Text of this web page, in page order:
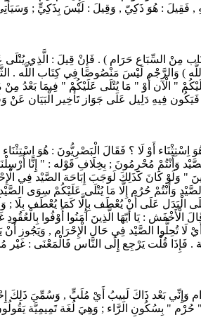
[ الْمَائِدَة : 3 ] وَقَوْله عَلَيْهِ الصَّلَاة وَالسَّلَام : ( وَكُلّ ذِي نَاب مِنْ السِّبَاع
) وَالرَّجْم لَيْسَ مَنْصُوصًا فِي كِتَاب اللَّه .
" الْآن أَوْ " مَا يُتْلَى عَلَيْكُمْ " فِيمَا بَعْدُ
أَوْ لَا ؟ فَقَالَ الْبَصْرِيُّونَ : هُوَ
الصَّيْد وَأَنْتُمْ مُحْرِمُونَ ; بِخِلَافِ قَوْله : " إِنَّا
" وَلَوْ كَانَ كَذَلِكَ لَوَجَبَ إِبَاحَة الصَّيْد فِي
وَأَنْتُمْ حُرُم إِلَّا مَا يُتْلَى عَلَيْكُمْ سِوَى
الْبَدَل عَلَى أَنْ يُعْطَف بِإِلَّا كَمَا يُعْطَف بِلَا ;
: يَا أَيّهَا الَّذِينَ آمَنُوا أَوْفُوا
تُحِلُّوا الصَّيْد فِي حَال الْإِحْرَام , وَيَجُوز أَنْ
وَإِنِّي بَعْد ذَاكَ لَبِيبُ أَيْ مُلَبٍّ , وَسُمِّيَ ذَلِكَ
" حُرْم " بِسُكُونِ الرَّاء ; وَهِيَ لُغَة تَمِيمِيَّة